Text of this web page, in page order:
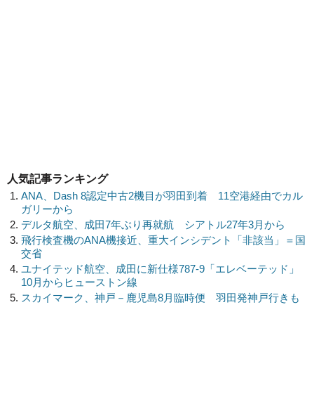
人気記事ランキング
ANA、Dash 8認定中古2機目が羽田到着 11空港経由でカル
ガリーから
デルタ航空、成田7年ぶり再就航 シアトル27年3月から
飛行検査機のANA機接近、重大インシデント「非該当」＝国
交省
ユナイテッド航空、成田に新仕様787-9「エレベーテッド」
10月からヒューストン線
スカイマーク、神戸－鹿児島8月臨時便 羽田発神戸行きも